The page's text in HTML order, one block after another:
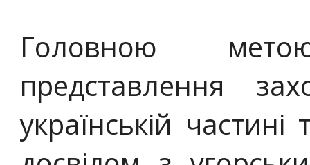
Головною
представлення
українській частині